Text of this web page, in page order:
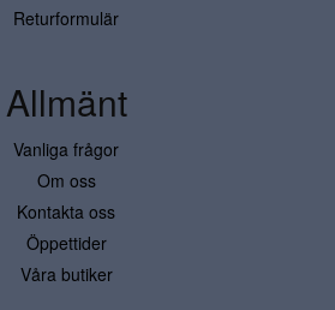
Returformulär
Allmänt
Vanliga frågor
Om oss
Kontakta oss
Öppettider
Våra butiker